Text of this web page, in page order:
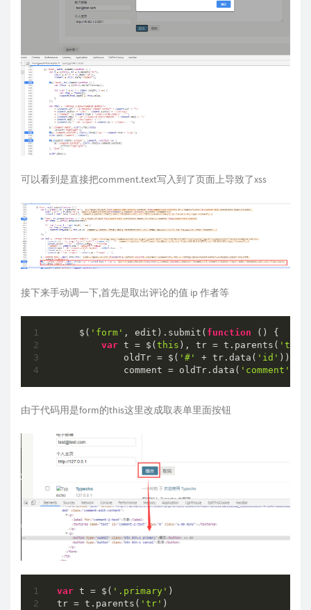
可以看到是直接把comment.text写入到了页面上导致了xss
接下来手动调一下,首先是取出评论的值 ip 作者等
    $(
'form' , edit).submit( function ( ) {
var t = $(this ), tr = t.parents( 'tr'
            oldTr = $(
'#' + tr.data( 'id' )),
            comment = oldTr.data(
'comment'
由于代码用是form的this这里改成取表单里面按钮
var t = $( '.primary' )
tr = t.parents( 'tr' )